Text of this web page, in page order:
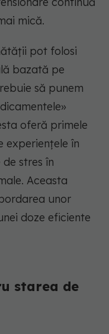
mică.
pot folosi
bazată pe
să punem
oferă primele
experiențele în
stres în
Aceasta
unor
doze eficiente
starea de